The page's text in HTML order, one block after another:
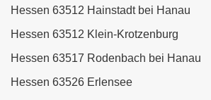
Hessen 63512 Hainstadt bei Hanau
Hessen 63512 Klein-Krotzenburg
Hessen 63517 Rodenbach bei Hanau
Hessen 63526 Erlensee